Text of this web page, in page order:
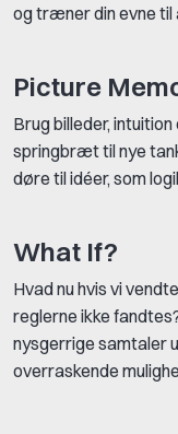
og træner din evne
Picture
Brug billeder,
springbræt til nye
døre til idéer, som
What If?
Hvad nu hvis vi
reglerne ikke
nysgerrige samtaler
overraskende